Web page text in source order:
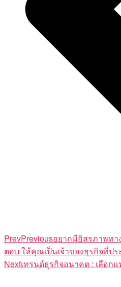
PrevPreviousอยากมีอิสรภาพทา
ตอบ ให้คุณเป็นเจ้าของธุรกิจที่ปร
Nextเทรนด์ธุรกิจอนาคต : เลือก